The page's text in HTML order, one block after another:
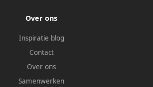
Over ons
Inspiratie blog
Contact
Over ons
Samenwerken